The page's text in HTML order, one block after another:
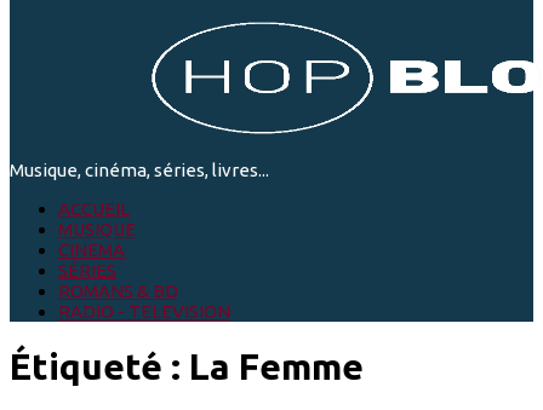
Musique, cinéma, séries, livres...
ACCUEIL
MUSIQUE
CINEMA
SÉRIES
ROMANS & BD
RADIO - TELEVISION
Étiqueté : La Femme